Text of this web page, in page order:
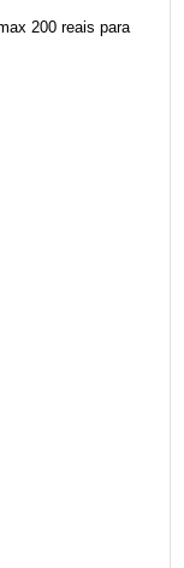
200 reais para